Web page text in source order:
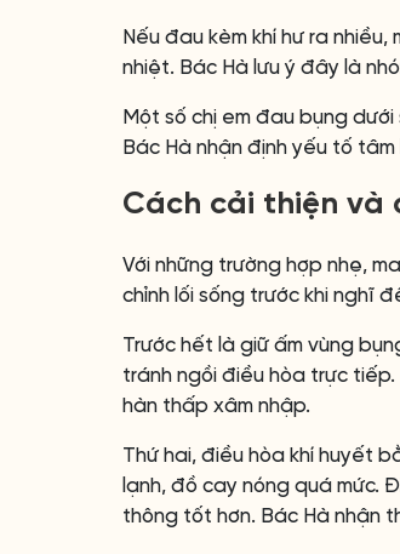
Nếu đau kèm khí hư ra
nhiệt. Bác Hà lưu ý đây là
Một số chị em đau bụng
Bác Hà nhận định yếu tố
Cách cải thiện và
Với những trường hợp nhẹ,
chỉnh lối sống trước khi nghĩ
Trước hết là giữ ấm vùng
tránh ngồi điều hòa trực
hàn thấp xâm nhập.
Thứ hai, điều hòa khí huyết
lạnh, đồ cay nóng quá mức.
thông tốt hơn. Bác Hà nhận